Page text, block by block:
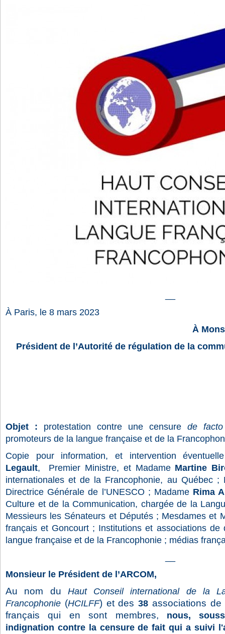
À Paris, le 8 mars 2023
À
Président de l’Autorité de régulation de la
Objet : protestation contre une censure de facto
promoteurs de la langue française et de la
Copie pour information, et intervention
Legault, Premier Ministre, et Madame Martine
internationales et de la Francophonie, au Québec ;
Directrice Générale de l’UNESCO ; Madame Rima
Culture et de la Communication, chargée de la
Messieurs les Sénateurs et Députés ; Mesdames et
français et Goncourt ; Institutions et associations
langue française et de la Francophonie ; médias
Monsieur le Président de l’ARCOM,
Au nom du Haut Conseil international de la
Francophonie (HCILFF) et des38 associations
français qui en sont membres, nous,
indignation contre la censure de fait qui a suivi